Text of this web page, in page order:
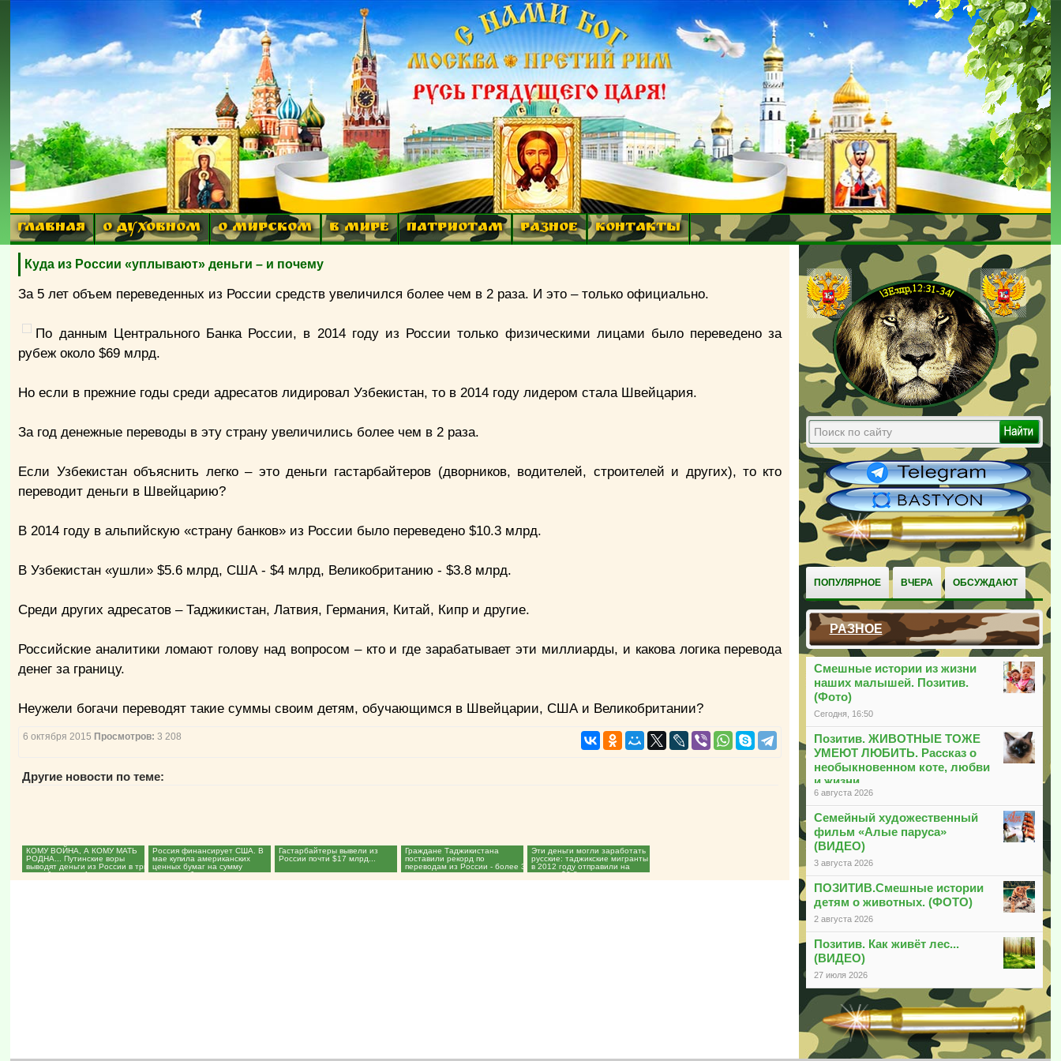
ГЛАВНАЯ О ДУХОВНОМ О МИРСКОМ В МИРЕ ПАТРИОТАМ РАЗНОЕ КОНТАКТЫ
ПОПУЛЯРНОЕ ВЧЕРА ОБСУЖДАЮТ
РАЗНОЕ
Смешные истории из жизни
наших малышей. Позитив.
(Фото)
Сегодня, 16:50
Позитив. ЖИВОТНЫЕ ТОЖЕ
УМЕЮТ ЛЮБИТЬ. Рассказ о
необыкновенном коте, любви
и жизни
6 августа 2026
Семейный художественный
фильм «Алые паруса»
(ВИДЕО)
3 августа 2026
ПОЗИТИВ.Смешные истории
детям о животных. (ФОТО)
2 августа 2026
Позитив. Как живёт лес...
(ВИДЕО)
27 июля 2026
Куда из России «уплывают» деньги – и почему
За 5 лет объем переведенных из России средств увеличился более чем в 2 раза. И это – только официально.
По данным Центрального Банка России, в 2014 году из России только физическими лицами было переведено за
рубеж около $69 млрд.
Но если в прежние годы среди адресатов лидировал Узбекистан, то в 2014 году лидером стала Швейцария.
За год денежные переводы в эту страну увеличились более чем в 2 раза.
Если Узбекистан объяснить легко – это деньги гастарбайтеров (дворников, водителей, строителей и других), то кто
переводит деньги в Швейцарию?
В 2014 году в альпийскую «страну банков» из России было переведено $10.3 млрд.
В Узбекистан «ушли» $5.6 млрд, США - $4 млрд, Великобританию - $3.8 млрд.
Среди других адресатов – Таджикистан, Латвия, Германия, Китай, Кипр и другие.
Российские аналитики ломают голову над вопросом – кто и где зарабатывает эти миллиарды, и какова логика перевода
денег за границу.
Неужели богачи переводят такие суммы своим детям, обучающимся в Швейцарии, США и Великобритании?
6 октября 2015 Просмотров: 3 208
Другие новости по теме:
КОМУ ВОЙНА, А КОМУ МАТЬ
РОДНА... Путинские воры
выводят деньги из России в три
раза быстрее. А...
Россия финансирует США. В
мае купила американских
ценных бумаг на сумму
четверти бюджета...
Гастарбайтеры вывели из
России почти $17 млрд...
Граждане Таджикистана
поставили рекорд по
переводам из России - более 3
млрд долларов...
Эти деньги могли заработать
русские: таджикские мигранты
в 2012 году отправили на
родину $3,8 млрд...